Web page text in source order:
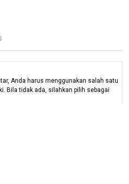
Anda harus menggunakan salah satu
Bila tidak ada, silahkan pilih sebagai